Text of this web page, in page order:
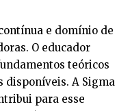
e domínio de
O educador
teóricos
disponíveis. A Sigma
para esse